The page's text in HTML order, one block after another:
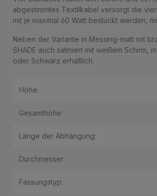
abgestimmtes Textilkabel versorgt die
mit je maximal 60 Watt bestückt werden,
Neben der Variante in Messing-matt mit
SHADE auch satiniert mit weißem Schirm,
oder Schwarz erhältlich.
Höhe:
Gesamthöhe:
Länge der Abhängung:
Durchmesser:
Fassungstyp: